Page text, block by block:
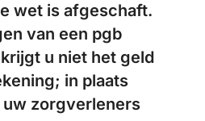
wet is afgeschaft.
van een pgb
u niet het geld
in plaats
zorgverleners